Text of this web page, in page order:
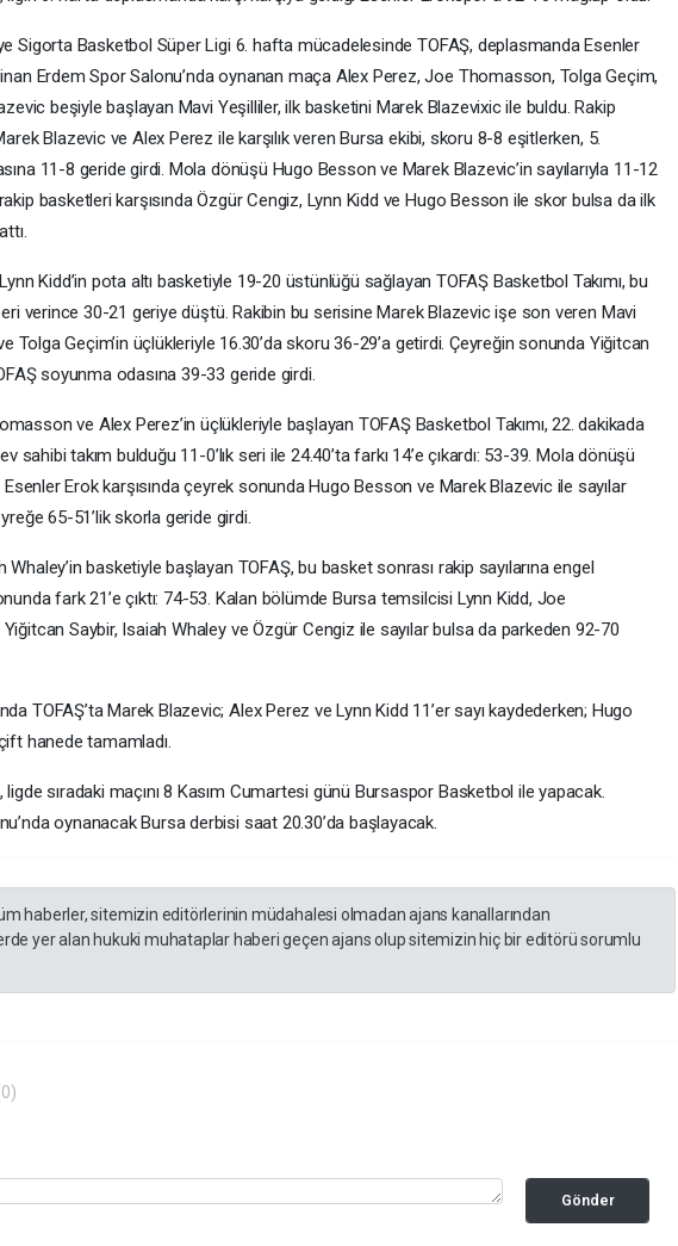
Sigorta Basketbol Süper Ligi 6. hafta mücadelesinde TOFAŞ, deplasmanda Esenler
Erdem Spor Salonu’nda oynanan maça Alex Perez, Joe Thomasson, Tolga Geçim,
beşiyle başlayan Mavi Yeşilliler, ilk basketini Marek Blazevixic ile buldu. Rakip
Blazevic ve Alex Perez ile karşılık veren Bursa ekibi, skoru 8-8 eşitlerken, 5.
11-8 geride girdi. Mola dönüşü Hugo Besson ve Marek Blazevic’in sayılarıyla 11-12
basketleri karşısında Özgür Cengiz, Lynn Kidd ve Hugo Besson ile skor bulsa da ilk
Kidd’in pota altı basketiyle 19-20 üstünlüğü sağlayan TOFAŞ Basketbol Takımı, bu
verince 30-21 geriye düştü. Rakibin bu serisine Marek Blazevic işe son veren Mavi
Tolga Geçim’in üçlükleriyle 16.30’da skoru 36-29’a getirdi. Çeyreğin sonunda Yiğitcan
soyunma odasına 39-33 geride girdi.
ve Alex Perez’in üçlükleriyle başlayan TOFAŞ Basketbol Takımı, 22. dakikada
sahibi takım bulduğu 11-0’lık seri ile 24.40’ta farkı 14’e çıkardı: 53-39. Mola dönüşü
Erok karşısında çeyrek sonunda Hugo Besson ve Marek Blazevic ile sayılar
65-51’lik skorla geride girdi.
basketiyle başlayan TOFAŞ, bu basket sonrası rakip sayılarına engel
fark 21’e çıktı: 74-53. Kalan bölümde Bursa temsilcisi Lynn Kidd, Joe
Saybir, Isaiah Whaley ve Özgür Cengiz ile sayılar bulsa da parkeden 92-70
TOFAŞ’ta Marek Blazevic; Alex Perez ve Lynn Kidd 11’er sayı kaydederken; Hugo
hanede tamamladı.
ligde sıradaki maçını 8 Kasım Cumartesi günü Bursaspor Basketbol ile yapacak.
oynanacak Bursa derbisi saat 20.30’da başlayacak.
haberler, sitemizin editörlerinin müdahalesi olmadan ajans kanallarından
yer alan hukuki muhataplar haberi geçen ajans olup sitemizin hiç bir editörü sorumlu
Gönder